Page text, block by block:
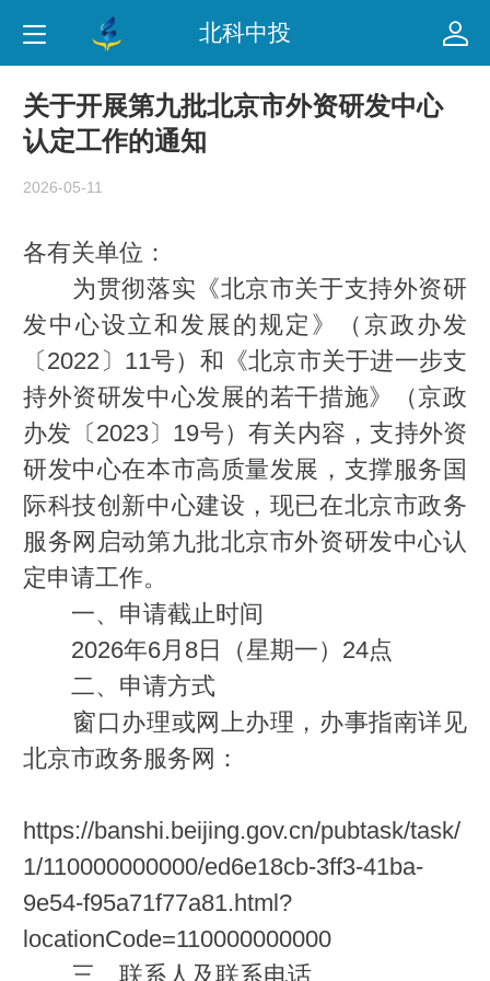
北科中投
关于开展第九批北京市外资研发中心
认定工作的通知
2026-05-11
各有关单位：
为贯彻落实《北京市关于支持外资研
发中心设立和发展的规定》（京政办发
〔2022〕11号）和《北京市关于进一步支
持外资研发中心发展的若干措施》（京政
办发〔2023〕19号）有关内容，支持外资
研发中心在本市高质量发展，支撑服务国
际科技创新中心建设，现已在北京市政务
服务网启动第九批北京市外资研发中心认
定申请工作。
一、申请截止时间
2026年6月8日（星期一）24点
二、申请方式
窗口办理或网上办理，办事指南详见
北京市政务服务网：
https://banshi.beijing.gov.cn/pubtask/task/
1/110000000000/ed6e18cb-3ff3-41ba-
9e54-f95a71f77a81.html?
locationCode=110000000000
三、联系人及联系电话